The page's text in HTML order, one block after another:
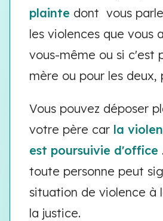
plainte dont vous
les violences que vous
vous-même ou si c'est
mère ou pour les deux,
Vous pouvez déposer
votre père car la
est poursuivie d'office
toute personne peut
situation de violence à
la justice.